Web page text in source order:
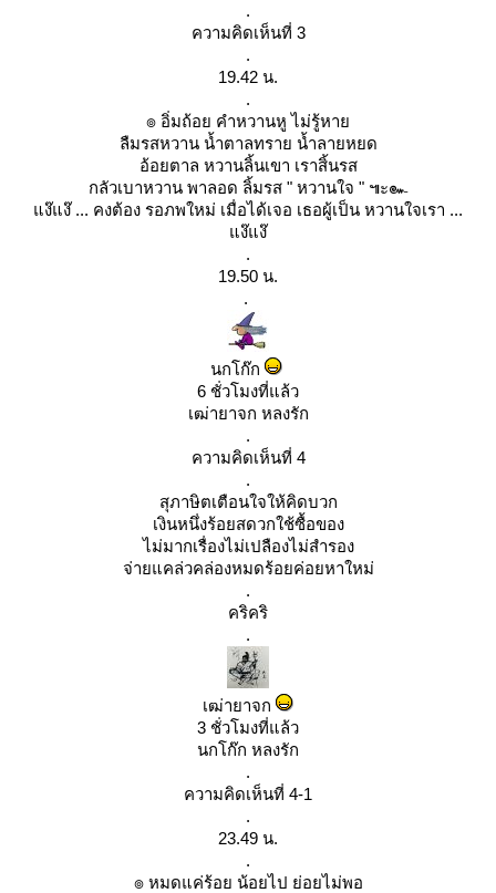
.
ความคิดเห็นที่ 3
.
19.42 น.
.
๏ อิ่มถ้อย คำหวานหู ไม่รู้หา
ลืมรสหวาน น้ำตาลทราย น้ำลายหยด
อ้อยตาล หวานลิ้นเขา เราสิ้นรส
กลัวเบาหวาน พาลอด ลิ้มรส " หวานใจ " ๚ะ๛
ง๊แง๊ ... คงต้อง รอภพใหม่ เมื่อได้เจอ เธอผู้เป็น หวานใจเรา ...
ง๊แง๊
.
19.50 น.
.
นกโก๊ก
6 ชั่วโมงที่แล้ว
เฒ่ายาจก หลงรัก
.
ความคิดเห็นที่ 4
.
สุภาษิตเตือนใจให้คิดบวก
เงินหนึ่งร้อยสดวกใช้ซื้อของ
ไม่มากเรื่องไม่เปลืองไม่สำรอง
จ่ายแคล่วคล่องหมดร้อยค่อยหาใหม่
.
คริคริ
.
เฒ่ายาจก
3 ชั่วโมงที่แล้ว
นกโก๊ก หลงรัก
.
ความคิดเห็นที่ 4-1
.
23.49 น.
.
๏ หมดแค่ร้อย น้อยไป ย่อยไม่พอ